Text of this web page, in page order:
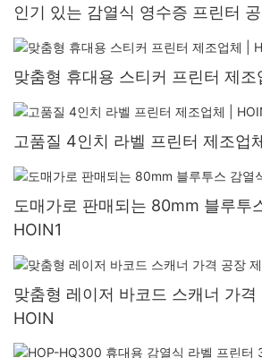
인기 있는 감열식 영수증 프린터
맞춤형 휴대용 스티커 프린터 제
고품질 4인치 라벨 프린터 제조업
도매가로 판매되는 80mm 블루투
HOIN1
맞춤형 레이저 바코드 스캐너 가격
HOIN